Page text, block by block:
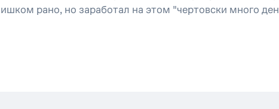
рано, но заработал на этом "чертовски много